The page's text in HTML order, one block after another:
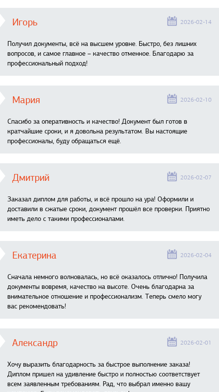
Игорь 2026-02-14
Получил документы, всё на высшем уровне. Быстро, без лишних
вопросов, и самое главное – качество отменное. Благодарю за
профессиональный подход!
Мария 2026-02-10
Спасибо за оперативность и качество! Документ был готов в
кратчайшие сроки, и я довольна результатом. Вы настоящие
профессионалы, буду обращаться ещё.
Дмитрий 2026-02-07
Заказал диплом для работы, и всё прошло на ура! Оформили и
доставили в сжатые сроки, документ прошёл все проверки. Приятно
иметь дело с такими профессионалами.
Екатерина 2026-02-04
Сначала немного волновалась, но всё оказалось отлично! Получила
документы вовремя, качество на высоте. Очень благодарна за
внимательное отношение и профессионализм. Теперь смело могу
вас рекомендовать!
Александр 2026-02-01
Хочу выразить благодарность за быстрое выполнение заказа!
Диплом пришел на удивление быстро и полностью соответствует
всем заявленным требованиям. Рад, что выбрал именно вашу